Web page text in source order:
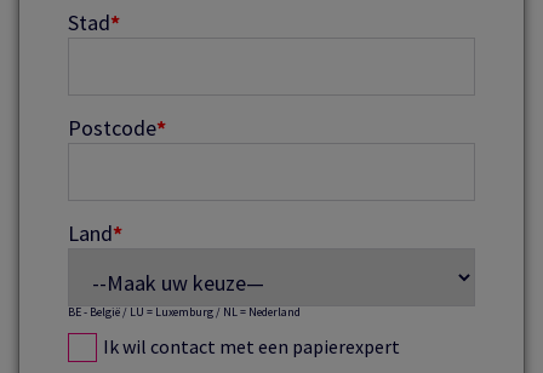
Stad*
Postcode*
Land*
BE - België / LU = Luxemburg / NL = Nederland
Ik wil contact met een papierexpert